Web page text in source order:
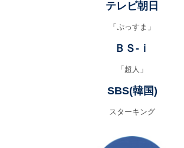
テレビ朝日
「ぷっすま」
ＢＳ‐ｉ
「超人」
SBS(韓国)
スターキング